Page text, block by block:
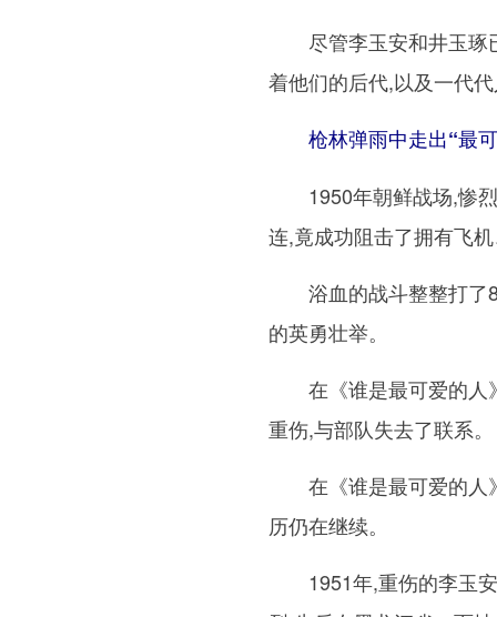
尽管李玉安和井玉琢已
着他们的后代,以及一代
枪林弹雨中走出“最
1950年朝鲜战场,惨烈
连,竟成功阻击了拥有飞
浴血的战斗整整打了8
的英勇壮举。
在《谁是最可爱的人》
重伤,与部队失去了联系。
在《谁是最可爱的人》
历仍在继续。
1951年,重伤的李玉安